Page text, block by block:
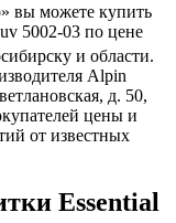
вы можете купить
5002-03 по цене
и области.
Alpin
д. 50,
цены и
от известных
Essential